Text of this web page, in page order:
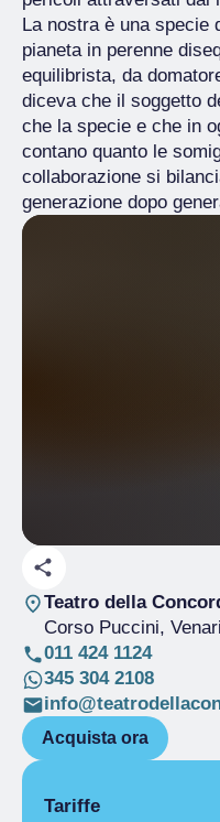
La nostra è una specie
pianeta in perenne
equilibrista, da
diceva che il soggetto
che la specie e che in
contano quanto le
collaborazione si
generazione dopo
Teatro della
Corso Puccini,
011 424 1124
345 304 2108
Acquista ora
Tariffe